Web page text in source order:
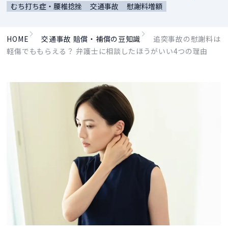
むち打ち症・腰椎捻挫 交通事故 慰謝料増額
HOME 交通事故 賠償・補償の豆知識
追突事故の慰謝料は
軽傷でももらえる？ 弁護士に相談したほうがいい4つの理由